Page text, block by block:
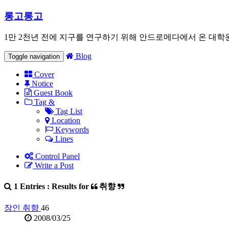
롱고롱고
1만 2천년 전에 지구를 연구하기 위해 안드로메다에서 온 대학
Toggle navigation Blog
Cover
Notice
Guest Book
Tag &
Tag List
Location
Keywords
Lines
Control Panel
Write a Post
1 Entries : Results for 취향
장인 취향 46
2008/03/25